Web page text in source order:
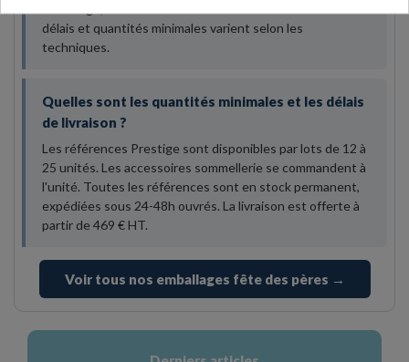
délais et quantités minimales varient selon les
techniques.
Quelles sont les quantités minimales et les délais
de livraison ?
Les références Prestige sont disponibles par lots de 12 à
25 unités. Les accessoires sommellerie se commandent à
l'unité. Toutes les références sont en stock permanent,
expédiées sous 24-48h ouvrés. La livraison est offerte à
partir de 469 € HT.
Voir tous nos emballages fête des pères →